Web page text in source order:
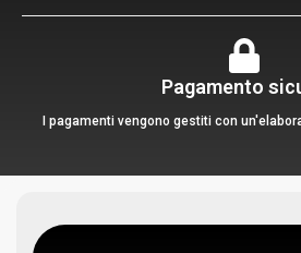
Pagamento
I pagamenti vengono gestiti con